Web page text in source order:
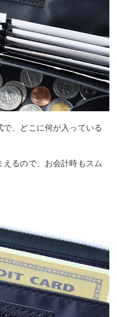
、どこに何が入っている
るので、お会計時もスム